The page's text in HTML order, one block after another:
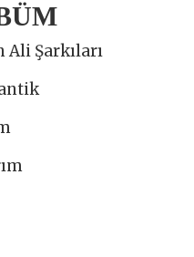
Şarkıları